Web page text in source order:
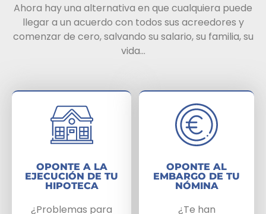
Ahora hay una alternativa en que cualquiera puede
llegar a un acuerdo con todos sus acreedores y
comenzar de cero, salvando su salario, su familia, su
vida…
OPONTE A LA
EJECUCIÓN DE TU
HIPOTECA
¿Problemas para
OPONTE AL
EMBARGO DE TU
NÓMINA
¿Te han